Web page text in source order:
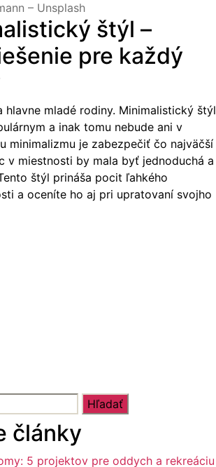
– Unsplash
štýl –
pre každý
hlavne mladé rodiny. Minimalistický štýl
a inak tomu nebude ani v
minimalizmu je zabezpečiť čo najväčší
v miestnosti by mala byť jednoduchá a
štýl prináša pocit ľahkého
a oceníte ho aj pri upratovaní svojho
články
5 projektov pre oddych a rekreáciu